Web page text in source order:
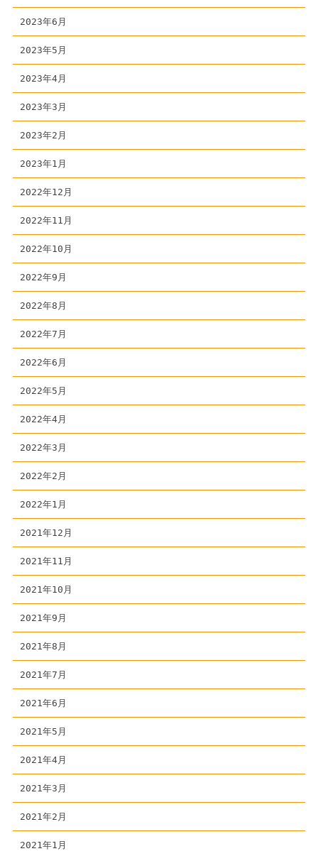
2023年6月
2023年5月
2023年4月
2023年3月
2023年2月
2023年1月
2022年12月
2022年11月
2022年10月
2022年9月
2022年8月
2022年7月
2022年6月
2022年5月
2022年4月
2022年3月
2022年2月
2022年1月
2021年12月
2021年11月
2021年10月
2021年9月
2021年8月
2021年7月
2021年6月
2021年5月
2021年4月
2021年3月
2021年2月
2021年1月